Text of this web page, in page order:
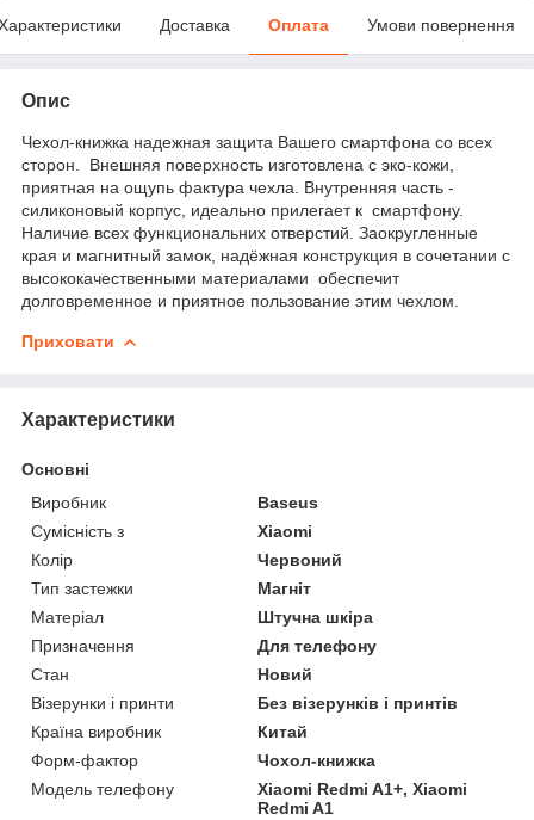
Доставка Оплата Умови повернення
Опис
Чехол-книжка надежная защита Вашего смартфона со всех
сторон. Внешняя поверхность изготовлена с эко-кожи,
приятная на ощупь фактура чехла. Внутренняя часть -
силиконовый корпус, идеально прилегает к смартфону.
Наличие всех функциональних отверстий. Заокругленные
края и магнитный замок, надёжная конструкция в сочетании с
высококачественными материалами обеспечит
долговременное и приятное пользование этим чехлом.
Приховати
Характеристики
Основні
Виробник
Baseus
Сумісність з
Xiaomi
Колір
Червоний
Тип застежки
Магніт
Матеріал
Штучна шкіра
Призначення
Для телефону
Стан
Новий
Візерунки і принти
Без візерунків і принтів
Країна виробник
Китай
Форм-фактор
Чохол-книжка
Модель телефону
Xiaomi Redmi A1+, Xiaomi
Redmi A1